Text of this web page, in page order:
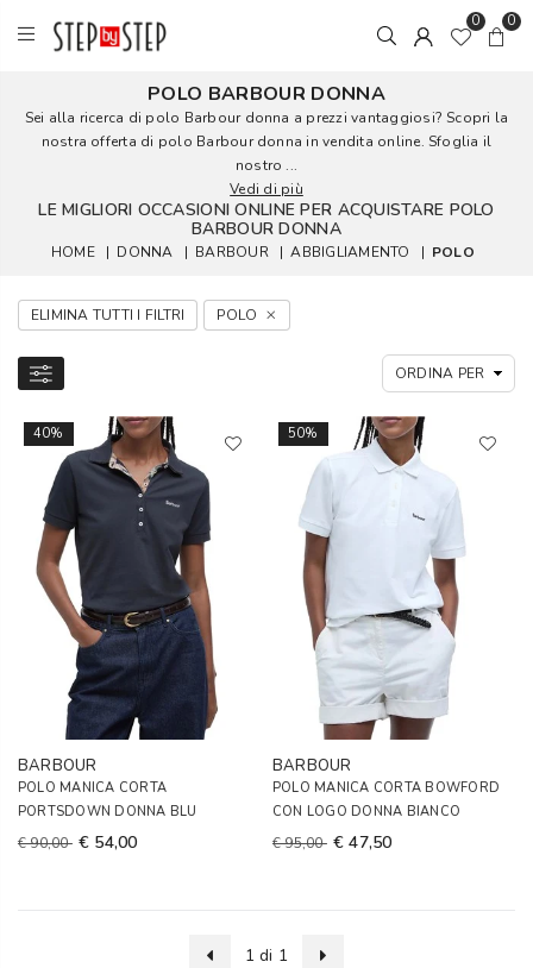
0 0
POLO BARBOUR DONNA
Sei alla ricerca di polo Barbour donna a prezzi vantaggiosi? Scopri la
nostra offerta di polo Barbour donna in vendita online. Sfoglia il
nostro ...
Vedi di più
LE MIGLIORI OCCASIONI ONLINE PER ACQUISTARE POLO
BARBOUR DONNA
HOME | DONNA | BARBOUR | ABBIGLIAMENTO | POLO
ELIMINA TUTTI I FILTRI POLO
40%
BARBOUR
POLO MANICA CORTA
PORTSDOWN DONNA BLU
€ 90,00 € 54,00
50%
BARBOUR
POLO MANICA CORTA BOWFORD
CON LOGO DONNA BIANCO
€ 95,00 € 47,50
1 di 1